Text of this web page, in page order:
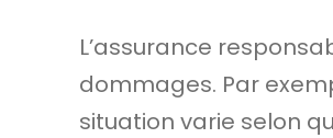
L’assurance
dommages. Par
situation varie selon